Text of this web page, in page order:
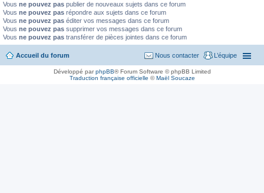
Vous ne pouvez pas publier de nouveaux sujets dans ce forum
Vous ne pouvez pas répondre aux sujets dans ce forum
Vous ne pouvez pas éditer vos messages dans ce forum
Vous ne pouvez pas supprimer vos messages dans ce forum
Vous ne pouvez pas transférer de pièces jointes dans ce forum
Accueil du forum L’équipe
Nous contacter
Développé parphpBB® Forum Software © phpBB Limited
Traduction française officielle ©Maël Soucaze